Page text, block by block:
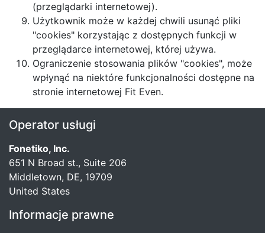
(przeglądarki internetowej).
Użytkownik może w każdej chwili usunąć pliki
"cookies" korzystając z dostępnych funkcji w
przeglądarce internetowej, której używa.
Ograniczenie stosowania plików "cookies", może
wpłynąć na niektóre funkcjonalności dostępne na
stronie internetowej Fit Even.
Operator usługi
Fonetiko, Inc.
651 N Broad st., Suite 206
Middletown, DE, 19709
United States
Informacje prawne